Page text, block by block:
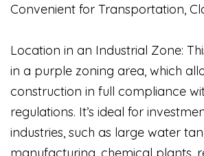
Convenient for Transportation,
Location in an Industrial Zone:
in a purple zoning area, which
construction in full compliance
regulations. It’s ideal for
industries, such as large water
manufacturing, chemical plants,